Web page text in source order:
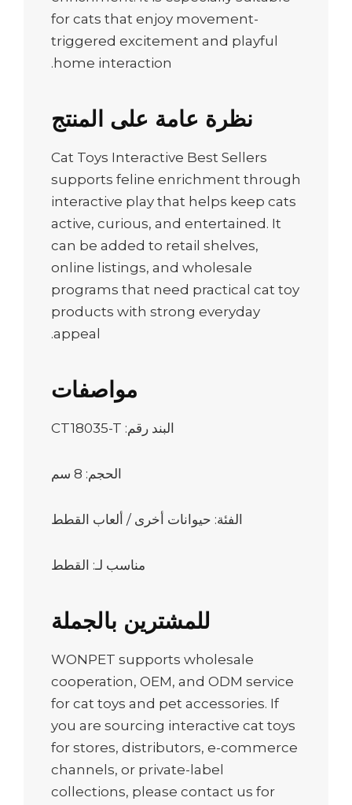
for cats that enjoy movement-
triggered excitement and playful
home interaction.
نظرة عامة على المنتج
Cat Toys Interactive Best Sellers
supports feline enrichment through
interactive play that helps keep cats
active, curious, and entertained. It
can be added to retail shelves,
online listings, and wholesale
programs that need practical cat toy
products with strong everyday
appeal.
مواصفات
البند رقم: CT18035-T
الحجم: 8 سم
الفئة: حيوانات أخرى / ألعاب القطط
مناسب لـ: القطط
للمشترين بالجملة
WONPET supports wholesale
cooperation, OEM, and ODM service
for cat toys and pet accessories. If
you are sourcing interactive cat toys
for stores, distributors, e-commerce
channels, or private-label
collections, please contact us for